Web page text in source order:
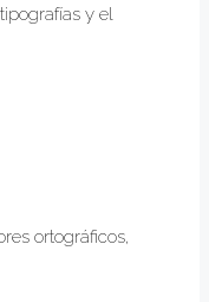
y el
ortográficos,